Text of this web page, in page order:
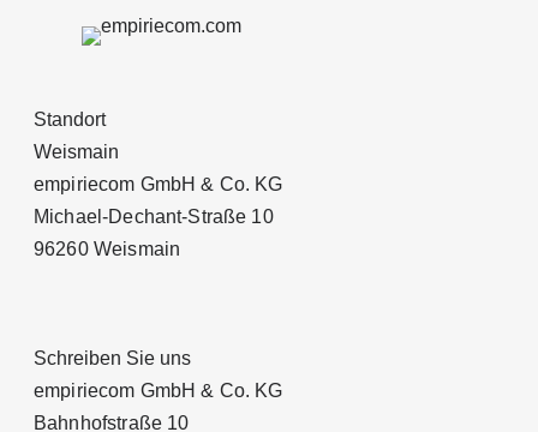
Standort
Weismain
empiriecom GmbH & Co. KG
Michael-Dechant-Straße 10
96260 Weismain
Schreiben Sie uns
empiriecom GmbH & Co. KG
Bahnhofstraße 10